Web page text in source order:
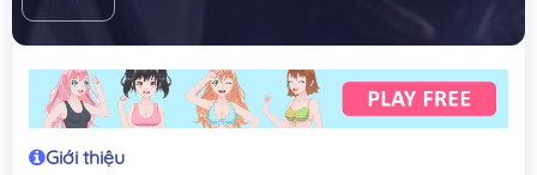
Giới thiệu